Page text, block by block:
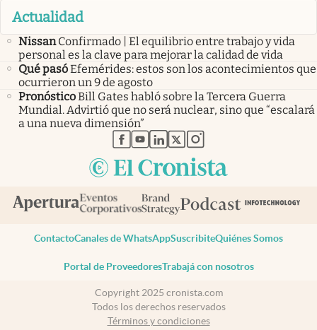
Actualidad
Nissan Confirmado | El equilibrio entre trabajo y vida
personal es la clave para mejorar la calidad de vida
Qué pasóEfemérides: estos son los acontecimientos que
ocurrieron un 9 de agosto
PronósticoBill Gates habló sobre la Tercera Guerra
Mundial. Advirtió que no será nuclear, sino que “escalará
a una nueva dimensión”
abre en nueva pestaña
abre en nueva pestaña
abre en nueva pestaña
abre en nueva pestaña
abre en nueva pestaña
ContactoCanales de WhatsAppSuscribiteQuiénes Somos
Portal de ProveedoresTrabajá con nosotros
Copyright 2025 cronista.com
Todos los derechos reservados
Términos y condiciones